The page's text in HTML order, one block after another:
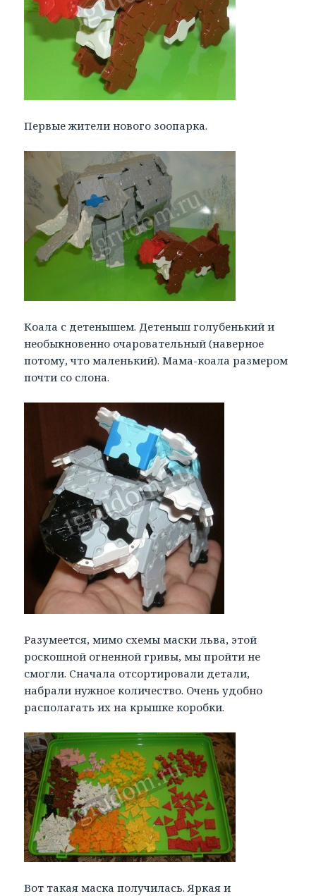
Первые жители нового зоопарка.
Коала с детенышем. Детеныш голубенький и
необыкновенно очаровательный (наверное
потому, что маленький). Мама-коала размером
почти со слона.
Разумеется, мимо схемы маски льва, этой
роскошной огненной гривы, мы пройти не
смогли. Сначала отсортировали детали,
набрали нужное количество. Очень удобно
располагать их на крышке коробки.
Вот такая маска получилась. Яркая и